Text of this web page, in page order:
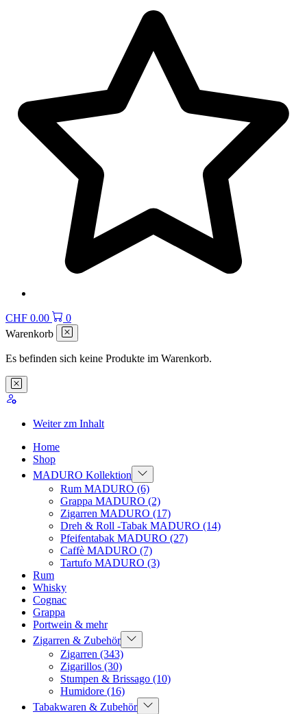
CHF 0.00
0
Warenkorb
Es befinden sich keine Produkte im Warenkorb.
Weiter zm Inhalt
Home
Shop
MADURO Kollektion
Rum MADURO (6)
Grappa MADURO (2)
Zigarren MADURO (17)
Dreh & Roll -Tabak MADURO (14)
Pfeifentabak MADURO (27)
Caffè MADURO (7)
Tartufo MADURO (3)
Rum
Whisky
Cognac
Grappa
Portwein & mehr
Zigarren & Zubehör
Zigarren (343)
Zigarillos (30)
Stumpen & Brissago (10)
Humidore (16)
Tabakwaren & Zubehör